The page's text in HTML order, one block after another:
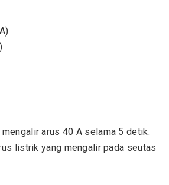
arus 40 A selama 5 detik.
listrik yang mengalir pada seutas